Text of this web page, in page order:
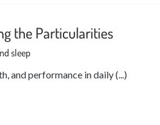
the Particularities
sleep
and performance in daily (...)